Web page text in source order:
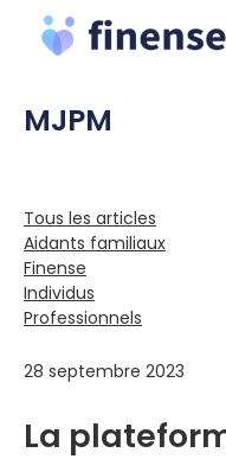
contenu
MJPM
Tous les articles
Aidants familiaux
Finense
Individus
Professionnels
28 septembre 2023
La